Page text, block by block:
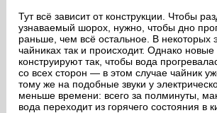
Тут всё зависит от конструкции. Чтобы
узнаваемый шорох, нужно, чтобы дно
раньше, чем всё остальное. В некоторых
чайниках так и происходит. Однако
конструируют так, чтобы вода
со всех сторон — в этом случае чайник
тому же на подобные звуки у
меньше времени: всего за полминуты,
вода переходит из горячего состояния в